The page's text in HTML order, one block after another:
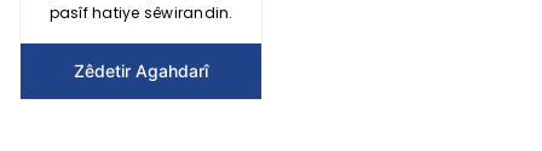
pasîf hatiye sêwirandin.
Zêdetir Agahdarî